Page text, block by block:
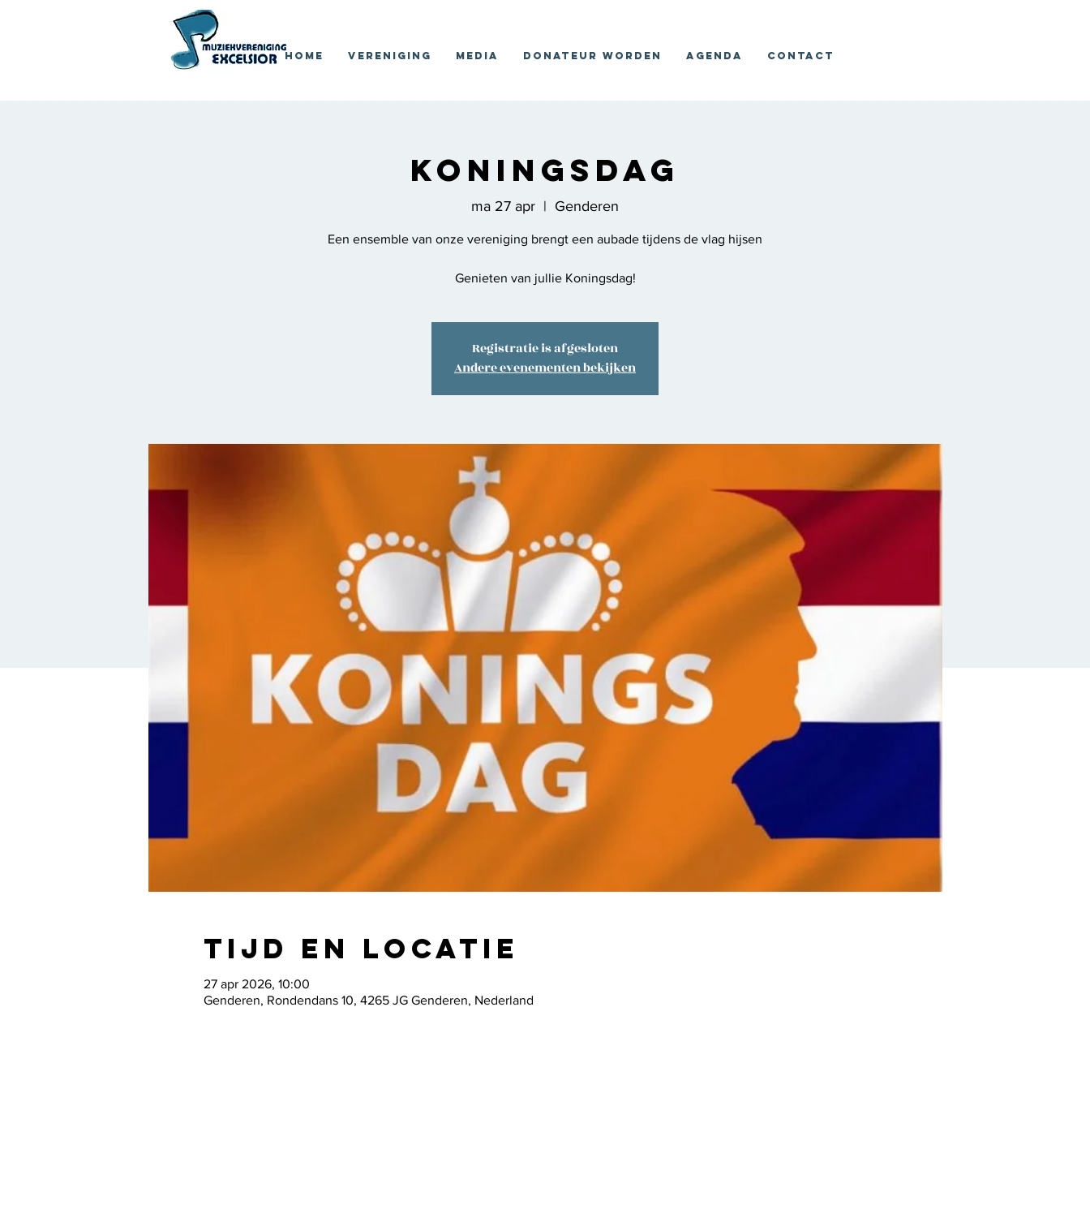
Home Vereniging Media Donateur worden Agenda Contact
Koningsdag
ma 27 apr
  |
Genderen
Een ensemble van onze vereniging brengt een aubade tijdens de vlag hijsen
Genieten van jullie Koningsdag!
Registratie is afgesloten
Andere evenementen bekijken
Tijd en locatie
27 apr 2026, 10:00
Genderen, Rondendans 10, 4265 JG Genderen, Nederland